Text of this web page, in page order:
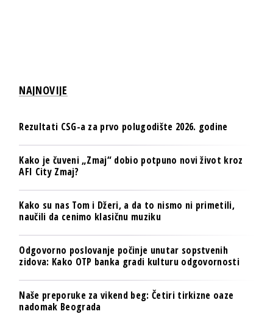
NAJNOVIJE
Rezultati CSG-a za prvo polugodište 2026. godine
Kako je čuveni „Zmaj“ dobio potpuno novi život kroz
AFI City Zmaj?
Kako su nas Tom i Džeri, a da to nismo ni primetili,
naučili da cenimo klasičnu muziku
Odgovorno poslovanje počinje unutar sopstvenih
zidova: Kako OTP banka gradi kulturu odgovornosti
Naše preporuke za vikend beg: Četiri tirkizne oaze
nadomak Beograda